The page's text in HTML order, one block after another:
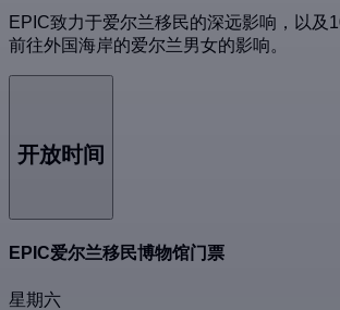
EPIC致力于爱尔兰移民的深远影响，以及
前往外国海岸的爱尔兰男女的影响。
开放时间
EPIC爱尔兰移民博物馆门票
星期六